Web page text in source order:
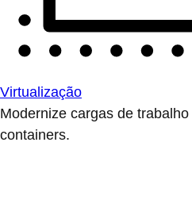
Virtualização
Modernize cargas de
containers.